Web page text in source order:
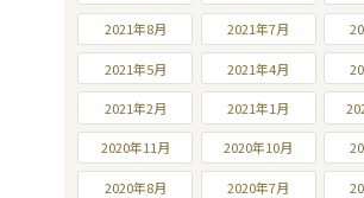
2021年8月 2021年7月
2021年5月 2021年4月
2021年2月 2021年1月
2020年11月 2020年10月
2020年8月 2020年7月